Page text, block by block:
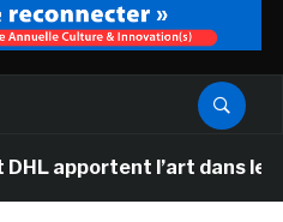
apportent l’art dans